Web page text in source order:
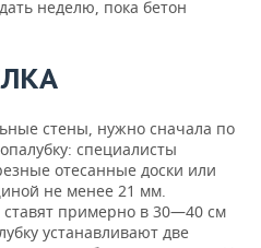
неделю, пока бетон
стены, нужно сначала по
специалисты
отесанные доски или
не менее 21 мм.
примерно в 30—40 см
устанавливают две